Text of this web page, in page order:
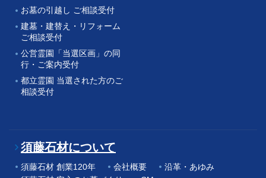
お墓の引越し ご相談受付
建墓・建替え・リフォーム
ご相談受付
公営霊園「当選区画」の同
行・ご案内受付
都立霊園 当選された方のご
相談受付
須藤石材について
須藤石材 創業120年 会社概要
沿革・あゆみ